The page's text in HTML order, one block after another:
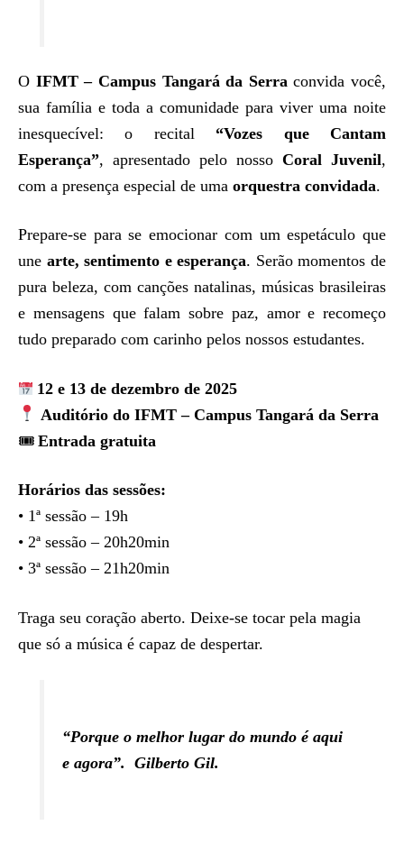
O IFMT – Campus Tangará da Serra convida você,
sua família e toda a comunidade para viver uma noite
inesquecível: o recital “Vozes que Cantam
Esperança”, apresentado pelo nosso Coral Juvenil,
com a presença especial de uma orquestra convidada.
Prepare-se para se emocionar com um espetáculo que
une arte, sentimento e esperança. Serão momentos de
pura beleza, com canções natalinas, músicas brasileiras
e mensagens que falam sobre paz, amor e recomeço
tudo preparado com carinho pelos nossos estudantes.
12 e 13 de dezembro de 2025
Auditório do IFMT – Campus Tangará da Serra
🎟 Entrada gratuita
Horários das sessões:
• 1ª sessão – 19h
• 2ª sessão – 20h20min
• 3ª sessão – 21h20min
Traga seu coração aberto. Deixe-se tocar pela magia
que só a música é capaz de despertar.
“Porque o melhor lugar do mundo é aqui
e agora”.Gilberto Gil.